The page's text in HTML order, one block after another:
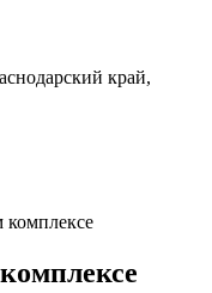
край,
комплексе